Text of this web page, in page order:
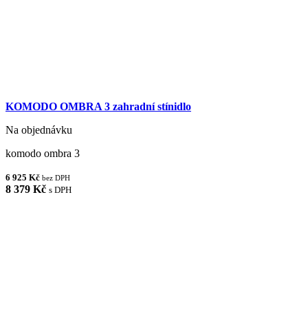
KOMODO OMBRA 3 zahradní stínidlo
Na objednávku
komodo ombra 3
6 925 Kč bez DPH
8 379 Kč s DPH